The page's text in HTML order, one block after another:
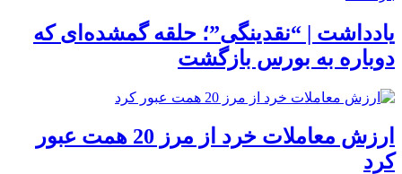
یادداشت | “نقدینگی”؛ حلقه گمشده‌ای که
دوباره به بورس بازگشت
ارزش معاملات خرد از مرز 20 همت عبور
کرد